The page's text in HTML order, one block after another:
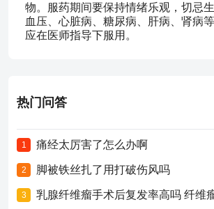
物。服药期间要保持情绪乐观，切忌
血压、心脏病、糖尿病、肝病、肾病
应在医师指导下服用。
热门问答
1 痛经太厉害了怎么办啊
2 脚被铁丝扎了用打破伤风吗
3 乳腺纤维瘤手术后复发率高吗 纤维